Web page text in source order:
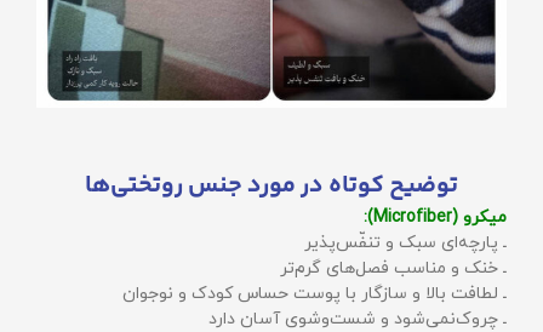
توضیح کوتاه در مورد جنس روتختی‌ها
میکرو (Microfiber):
ـ پارچه‌ای سبک و تنفّس‌پذیر
ـ خنک و مناسب فصل‌های گرم‌تر
ـ لطافت بالا و سازگار با پوست حساس کودک و نوجوان
ـ چروک‌نمی‌شود و شست‌وشوی آسان دارد